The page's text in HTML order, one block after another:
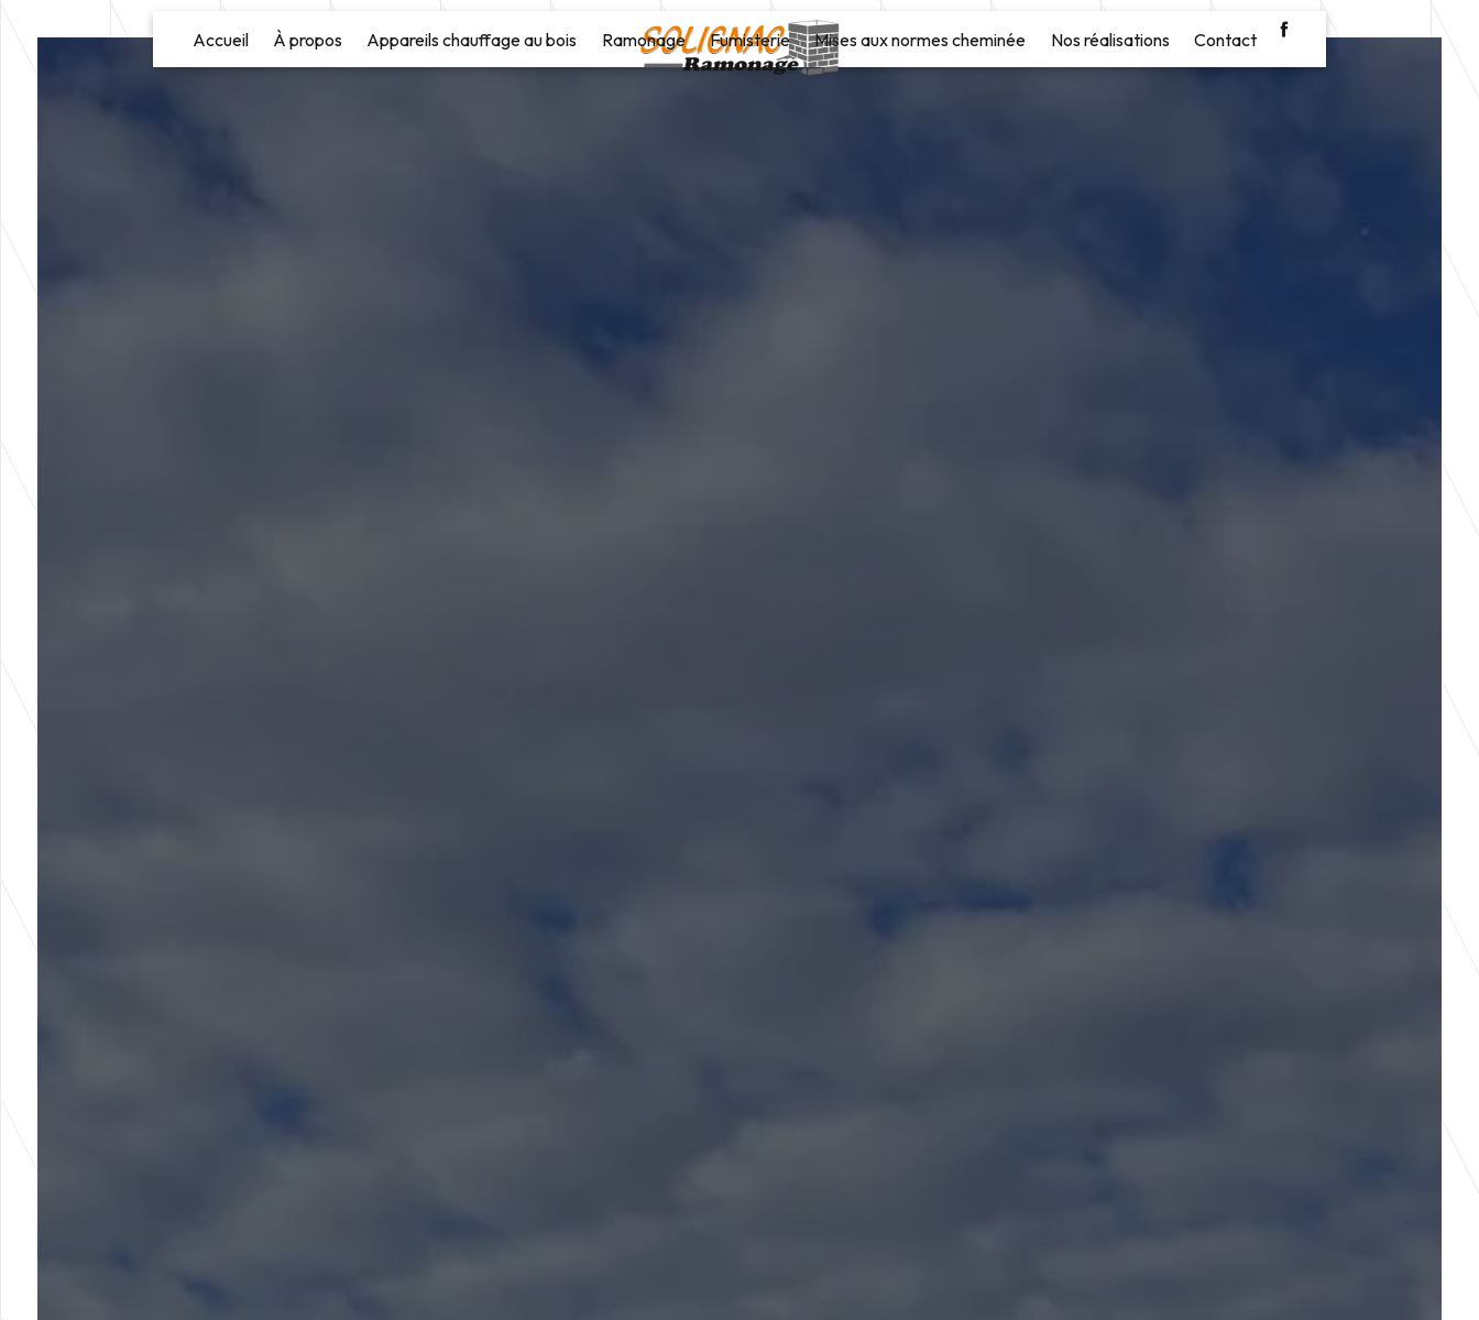
Accueil À propos Appareils chauffage au bois Ramonage Fumisterie Mises aux normes cheminée Nos réalisations Contact
Panneau de gestion des cookies